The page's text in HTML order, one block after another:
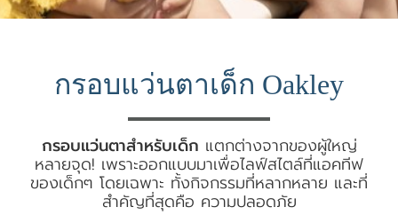
กรอบแว่นตาเด็ก Oakley
กรอบแว่นตาสำหรับเด็ก แตกต่างจากของผู้ใหญ่
หลายจุด! เพราะออกแบบมาเพื่อไลฟ์สไตล์ที่แอคทีฟ
ของเด็กๆ โดยเฉพาะ ทั้งกิจกรรมที่หลากหลาย และที่
สำคัญที่สุดคือ ความปลอดภัย